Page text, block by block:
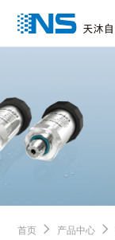
首页 产品中心